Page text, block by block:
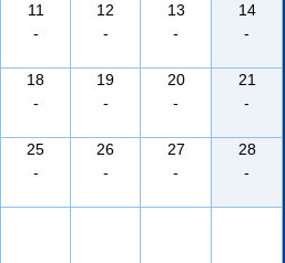
11
-
12
-
13
-
14
-
18
-
19
-
20
-
21
-
25
-
26
-
27
-
28
-